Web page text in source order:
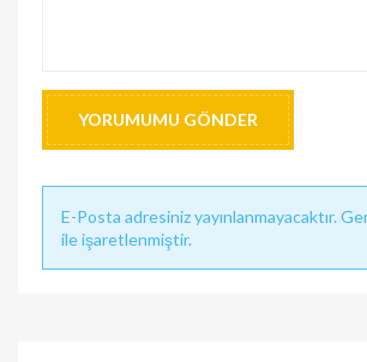
YORUMUMU GÖNDER
E-Posta adresiniz yayınlanmayacaktır.
ile işaretlenmiştir.